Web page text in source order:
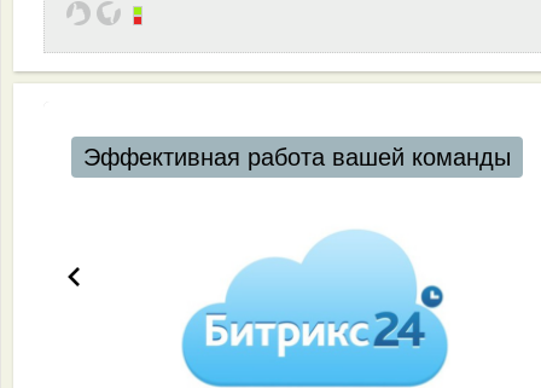
Эффективная работа вашей команды